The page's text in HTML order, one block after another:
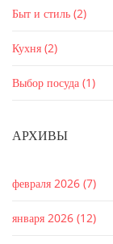
Быт и стиль (2)
Кухня (2)
Выбор посуда (1)
АРХИВЫ
февраля 2026 (7)
января 2026 (12)